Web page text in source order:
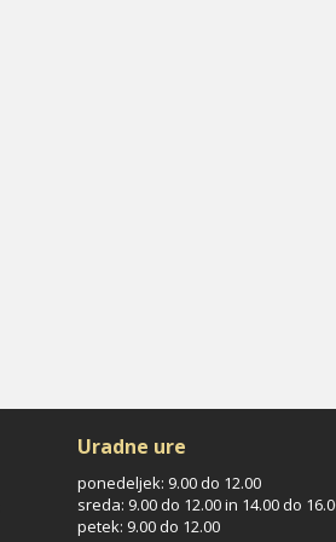
Uradne ure
ponedeljek: 9.00 do 12.00
sreda: 9.00 do 12.00 in 14.00 do
petek: 9.00 do 12.00